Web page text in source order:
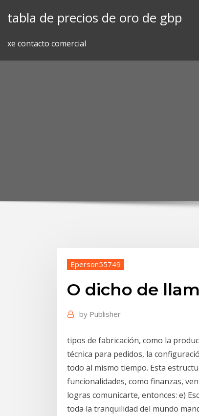
tabla de precios de oro de gbp
xe contacto comercial
Eperson55749
O dicho de
by Publisher
tipos de fabricación, como la
técnica para pedidos, la
todo al mismo tiempo. Esta
funcionalidades, como finanzas,
logras comunicarte, entonces: e)
toda la tranquilidad del mundo